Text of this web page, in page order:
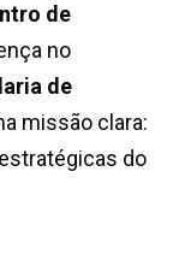
de
no
de
missão clara:
do